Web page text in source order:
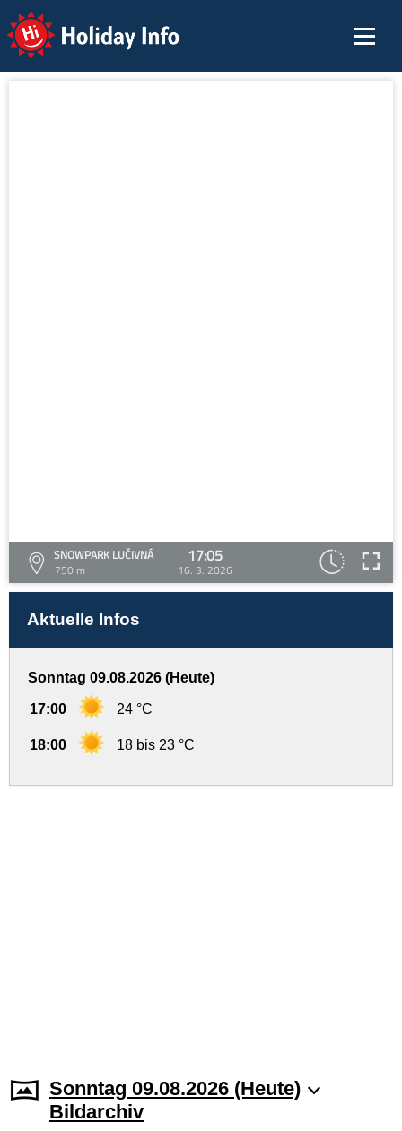
Holiday Info
SNOWPARK LUČIVNÁ
750 m
17:05
16. 3. 2026
Aktuelle Infos
Sonntag 09.08.2026 (Heute)
17:00 24 °C
18:00 18 bis 23 °C
Sonntag 09.08.2026 (Heute)
Bildarchiv